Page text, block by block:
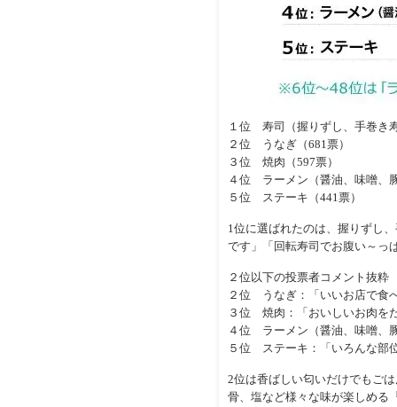
１位 寿司（握りずし、手巻き
２位 うなぎ（681票）
３位 焼肉（597票）
４位 ラーメン（醤油、味噌、
５位 ステーキ（441票）
1位に選ばれたのは、握りずし
です」「回転寿司でお腹い～っ
２位以下の投票者コメント抜粋
２位 うなぎ：「いいお店で食
３位 焼肉：「おいしいお肉を
４位 ラーメン（醤油、味噌、
５位 ステーキ：「いろんな部
2位は香ばしい匂いだけでもご
骨、塩など様々な味が楽しめる